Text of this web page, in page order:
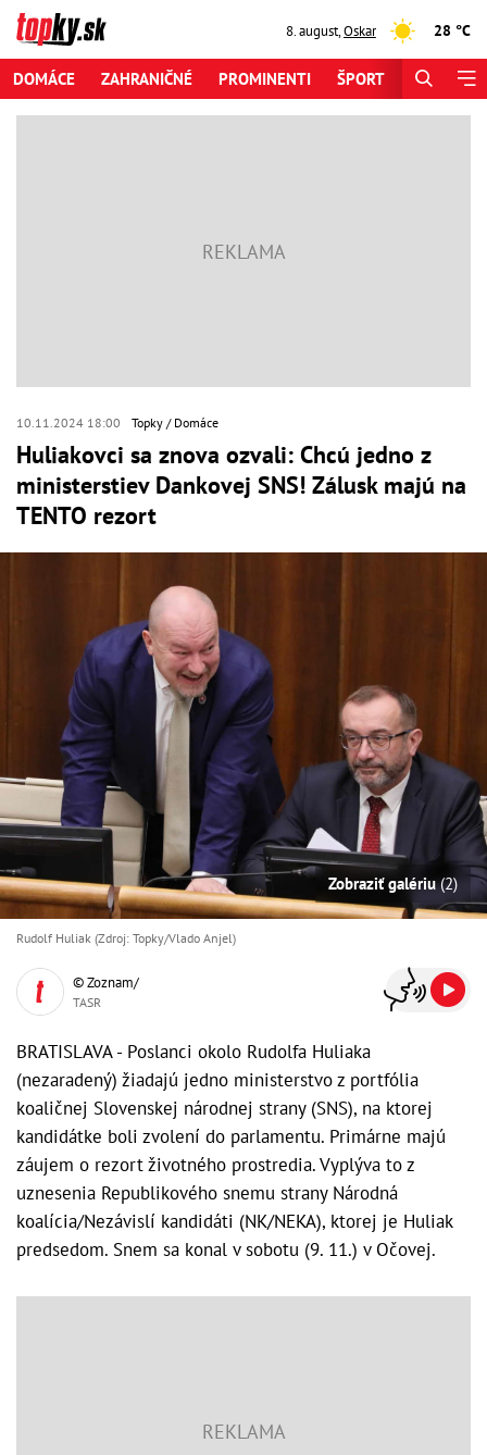
8. august,Oskar 28 °C
DOMÁCE ZAHRANIČNÉ PROMINENTI ŠPORT
10.11.2024 18:00 Topky Domáce
Huliakovci sa znova ozvali: Chcú jedno z
ministerstiev Dankovej SNS! Zálusk majú na
TENTO rezort
Zobraziť galériu(2)
Rudolf Huliak (Zdroj: Topky/Vlado Anjel)
© Zoznam/
TASR
BRATISLAVA - Poslanci okolo Rudolfa Huliaka
(nezaradený) žiadajú jedno ministerstvo z portfólia
koaličnej Slovenskej národnej strany (SNS), na ktorej
kandidátke boli zvolení do parlamentu. Primárne majú
záujem o rezort životného prostredia. Vyplýva to z
uznesenia Republikového snemu strany Národná
koalícia/Nezávislí kandidáti (NK/NEKA), ktorej je Huliak
predsedom. Snem sa konal v sobotu (9. 11.) v Očovej.